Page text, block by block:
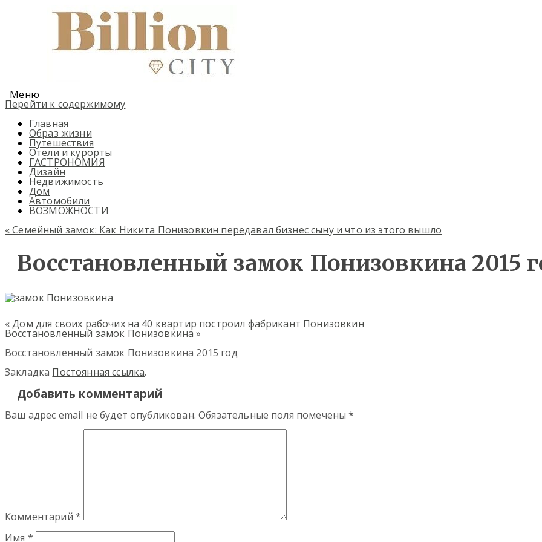
Меню
Перейти к содержимому
Главная
Образ жизни
Путешествия
Отели и курорты
ГАСТРОНОМИЯ
Дизайн
Недвижимость
Дом
Автомобили
ВОЗМОЖНОСТИ
«Семейный замок: Как Никита Понизовкин передавал бизнес сыну и что из этого вышло
Восстановленный замок Понизовкина 2015
«Дом для своих рабочих на 40 квартир построил фабрикант Понизовкин
Восстановленный замок Понизовкина »
Восстановленный замок Понизовкина 2015 год
Закладка Постоянная ссылка.
Добавить комментарий
Ваш адрес email не будет опубликован. Обязательные поля помечены*
Комментарий *
Имя *